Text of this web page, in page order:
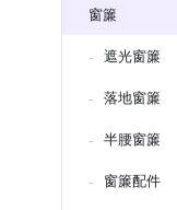
窗簾
遮光窗簾
落地窗簾
半腰窗簾
窗簾配件